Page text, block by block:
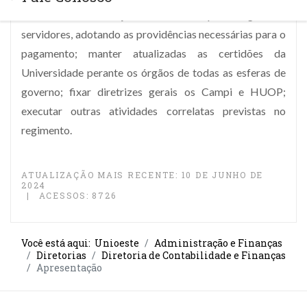
servidores, adotando as providências necessárias para o
pagamento; manter atualizadas as certidões da
Universidade perante os órgãos de todas as esferas de
governo; fixar diretrizes gerais os Campi e HUOP;
executar outras atividades correlatas previstas no
regimento.
ATUALIZAÇÃO MAIS RECENTE: 10 DE JUNHO DE
2024
ACESSOS: 8726
Você está aqui: Unioeste
Administração e Finanças
Diretorias
Diretoria de Contabilidade e Finanças
Apresentação